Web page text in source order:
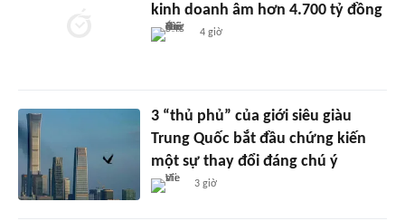
kinh doanh âm hơn 4.700 tỷ đồng
4 giờ
3 “thủ phủ” của giới siêu giàu
Trung Quốc bắt đầu chứng kiến
một sự thay đổi đáng chú ý
3 giờ